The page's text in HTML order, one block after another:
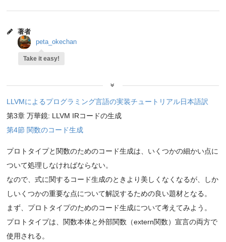
著者
peta_okechan
Take it easy!
LLVMによるプログラミング言語の実装チュートリアル日本語訳
第3章 万華鏡: LLVM IRコードの生成
第4節 関数のコード生成
プロトタイプと関数のためのコード生成は、いくつかの細かい点に
ついて処理しなければならない。
なので、式に関するコード生成のときより美しくなくなるが、しか
しいくつかの重要な点について解説するための良い題材となる。
まず、プロトタイプのためのコード生成について考えてみよう。
プロトタイプは、関数本体と外部関数（extern関数）宣言の両方で
使用される。